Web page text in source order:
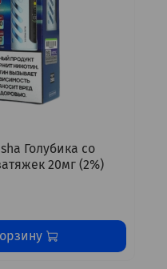
Голубика со
20мг (2%)